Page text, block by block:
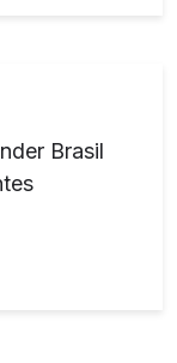
Brasil